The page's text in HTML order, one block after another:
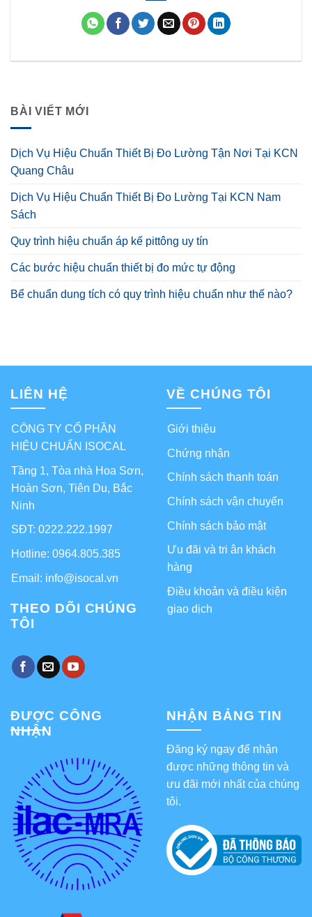
BÀI VIẾT MỚI
Dịch Vụ Hiệu Chuẩn Thiết Bị Đo Lường Tận Nơi Tại KCN
Quang Châu
Dịch Vụ Hiệu Chuẩn Thiết Bị Đo Lường Tại KCN Nam
Sách
Quy trình hiệu chuẩn áp kế pittông uy tín
Các bước hiệu chuẩn thiết bị đo mức tự động
Bể chuẩn dung tích có quy trình hiệu chuẩn như thế nào?
LIÊN HỆ
CÔNG TY CỔ PHẦN
HIỆU CHUẨN ISOCAL
Tầng 1, Tòa nhà Hoa Sơn,
Hoàn Sơn, Tiên Du, Bắc
Ninh
SĐT: 0222.222.1997
Hotline: 0964.805.385
Email: info@isocal.vn
THEO DÕI CHÚNG
TÔI
VỀ CHÚNG TÔI
Giới thiệu
Chứng nhận
Chính sách thanh toán
Chính sách vận chuyển
Chính sách bảo mật
Ưu đãi và tri ân khách
hàng
Điều khoản và điều kiện
giao dịch
ĐƯỢC CÔNG
NHẬN
NHẬN BẢNG TIN
Đăng ký ngay để nhận
được những thông tin và
ưu đãi mới nhất của chúng
tôi.